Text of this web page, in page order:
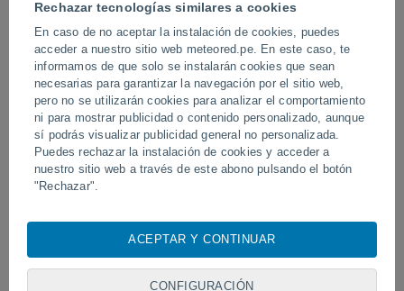
Rechazar tecnologías similares a cookies
En caso de no aceptar la instalación de cookies, puedes
acceder a nuestro sitio web meteored.pe. En este caso, te
informamos de que solo se instalarán cookies que sean
necesarias para garantizar la navegación por el sitio web,
pero no se utilizarán cookies para analizar el comportamiento
ni para mostrar publicidad o contenido personalizado, aunque
sí podrás visualizar publicidad general no personalizada.
Puedes rechazar la instalación de cookies y acceder a
nuestro sitio web a través de este abono pulsando el botón
"Rechazar".
cookies, identificadores únicos o tecnologías similares para
visita en este sitio web, las direcciones IP y los
identificadores de cookies. Es posible que algunos
ACEPTAR Y CONTINUAR
CONFIGURACIÓN
Tornados y lluvias torrenciales en
Pelotas, Brasil.
Un rayo impactó en un
fútbol en Narathiwat,
Síguenos